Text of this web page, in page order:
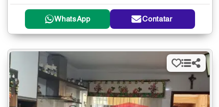
WhatsApp Contatar